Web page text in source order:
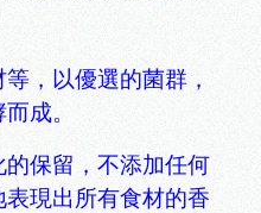
，以優選的菌群，
成。
保留，不添加任何
現出所有食材的香